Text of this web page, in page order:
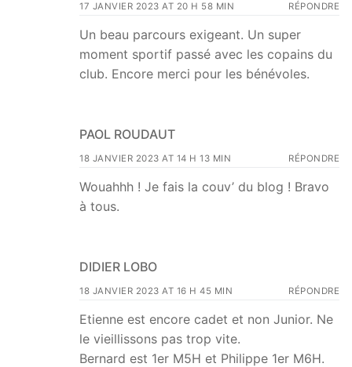
17 JANVIER 2023 AT 20 H 58 MIN RÉPONDRE
Un beau parcours exigeant. Un super
moment sportif passé avec les copains du
club. Encore merci pour les bénévoles.
PAOL ROUDAUT
18 JANVIER 2023 AT 14 H 13 MIN RÉPONDRE
Wouahhh ! Je fais la couv’ du blog ! Bravo
à tous.
DIDIER LOBO
18 JANVIER 2023 AT 16 H 45 MIN RÉPONDRE
Etienne est encore cadet et non Junior. Ne
le vieillissons pas trop vite.
Bernard est 1er M5H et Philippe 1er M6H.